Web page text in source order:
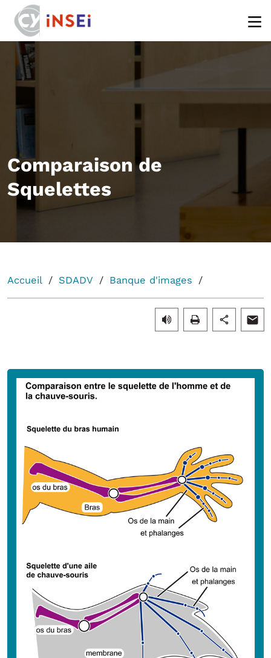
Comparaison de
Squelettes
Accueil SDADV Banque d'images